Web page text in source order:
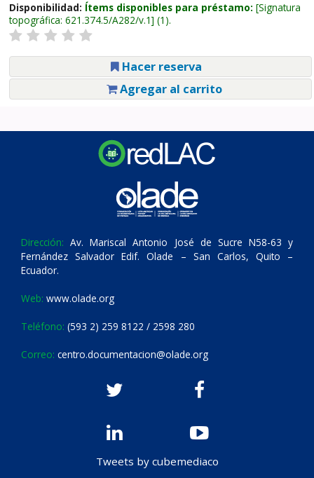
Disponibilidad: Ítems disponibles para préstamo: Signatura
topográfica: 621.374.5/A282/v.1 (1).
Hacer reserva
Agregar al carrito
Dirección: Av. Mariscal Antonio José de Sucre N58-63 y
Fernández Salvador Edif. Olade – San Carlos, Quito –
Ecuador.
Web: www.olade.org
Teléfono: (593 2) 259 8122 / 2598 280
Correo: centro.documentacion@olade.org
Tweets by cubemediaco